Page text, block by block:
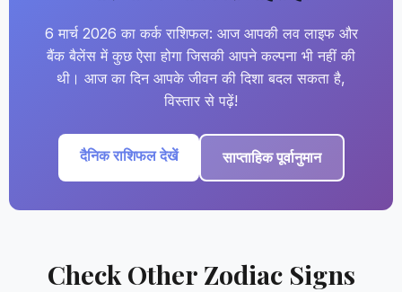
6 मार्च 2026 का कर्क राशिफल: आज आपकी लव लाइफ और
बैंक बैलेंस में कुछ ऐसा होगा जिसकी आपने कल्पना भी नहीं की
थी। आज का दिन आपके जीवन की दिशा बदल सकता है,
विस्तार से पढ़ें!
दैनिक राशिफल देखें साप्ताहिक पूर्वानुमान
Check Other Zodiac Signs